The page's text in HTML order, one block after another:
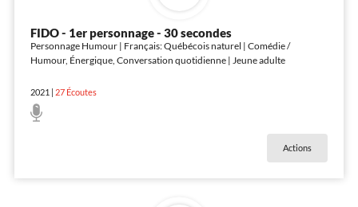
FIDO - 1er personnage - 30 secondes
Personnage Humour | Français: Québécois naturel | Comédie /
Humour, Énergique, Conversation quotidienne | Jeune adulte
2021 27Écoutes
Actions